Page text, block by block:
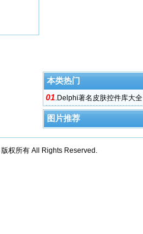
本类热门
01.Delphi著名皮肤控件库大全
图片推荐
权所有 All Rights Reserved.